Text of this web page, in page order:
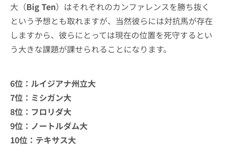
大（Big Ten）はそれぞれのカンファレンスを勝ち抜く
という予想とも取れますが、当然彼らには対抗馬が存在
しますから、彼らにとっては現在の位置を死守するとい
う大きな課題が課せられることになります。
6位：ルイジアナ州立大
7位：ミシガン大
8位：フロリダ大
9位：ノートルダム大
10位：テキサス大